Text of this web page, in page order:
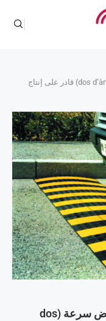
مهندس تونسيّ ينجح في إبتكار مخفّض سرعة (dos d’àne) قادر على إنتاج
مهندس تونسيّ ينجح في إبتكار مخفّض سرعة (dos